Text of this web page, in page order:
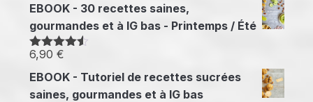
14,70 €
EBOOK - 30 recettes saines,
gourmandes et à IG bas - Printemps / Été
Note 4.50
6,90 €
EBOOK - Tutoriel de recettes sucrées
saines, gourmandes et à IG bas